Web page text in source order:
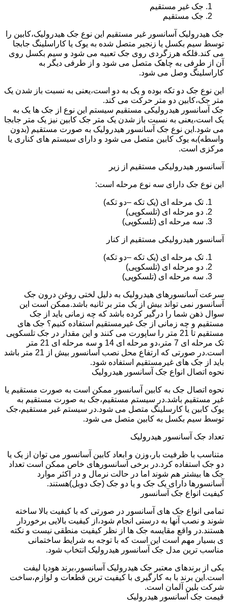
جک غیر مستقیم
جک مستقیم
جک هیدرولیک آسانسور غیر مستقیم این نوع جک هیدرولیک،کابین را
توسط سیم بکسل یا زنجیر متصل شده به یوک یا کاراسلینگ جابجا
می کند.فلکه هرزگردی روی جک تعبیه می شود و سیم بکسل روی
آن از طرفی به چاهک متصل می شود و از طرفی دیگر به
کاراسلینگ وصل می شود.
این نوع جک دو تکه بوده و یک به دو است،یعنی به نسبت باز شدن یک
متر جک،کابین دو متر حرکت می کند.
جک آسانسور هیدرولیکی مستقیم سیستم این نوع از جک ها یک به
یک است،یعنی به نسبت باز شدن یک متر جک کابین نیز یک متر جابجا
می شود.این نوع جک آسانسور هیدرولیک به صورت مستقیم (بدون
واسطه)به یوک کابین متصل می شود و دارای سیستم های کناری یا
مرکزی است.
آسانسور هیدرولیکی مستقیم از زیر
این نوع جک دارای سه نوع مرحله است:
تک مرحله ای (یک تکه –دو تکه)
دو مرحله ای (تلسکوپی)
سه مرحله ای (تلسکوپی)
آسانسور هیدرولیکی مستقیم از کنار
تک مرحله ای (یک تکه –دو تکه)
دو مرحله ای (تلسکوپی)
سه مرحله ای (تلسکوپی)
سرعت آسانسورهای هیدرولیک به دلیل لختی روغن درون جک
آسانسور نمی تواند بیش از یک متر بر ثانیه باشد.ممکن است این
سوال ذهن شما را درگیر کرده باشد که چه زمانی باید از جک
مستقیم و چه زمانی از جک غیرمستقیم استفاده کنیم؟ جک های
مستقیم تا 21 متر را ساپورت می کنند و این مقدار در جک تلسکوپی
تک مرحله ای 7 متر،دو مرحله ای 14 و سه مرحله ای 21 متر
است.در صورتی که ارتفاع محل نصب آسانسور بیش از 21 متر باشد
باید از جک های غیرمستقیم استفاده شود.
نحوه اتصال انواع جک آسانسور هیدرولیک
نحوه اتصال جک به کابین آسانسور ممکن است به صورت مستقیم یا
غیر مستقیم باشد.در سیستم مستقیم،جک به صورت مستقیم به
یوک کابین یا کارسلینگ متصل می شود.در سیستم غیر مستقیم،جک
توسط سیم بکسل به کابین متصل می شود.
تعداد جک آسانسور هیدرولیک
متناسب با ظرفیت بار،وزن و ابعاد کابین آسانسور می توان از یک یا
دو جک استفاده کرد.در برخی آسانسورهای خاص ممکن است تعداد
جک ها بیشتر هم شوند اما در حالت نرمال و در اکثر موارد
آسانسورها دارای یک جک و یا دو جک (جک دوبل)هستند.
کیفیت انواع جک آسانسور
تمامی انواع جک های آسانسور در صورتی که با کیفیت بالا ساخته
شوند و نصب آنها به درستی انجام شود،از کیفیت بالایی برخوردار
هستند.در واقع مقایسه جک ها از نظر کیفیت منطقی نیست و نکته
ی بسیار مهم است این است که با توجه به شرایط ساختمانی
مناسب ترین مدل جک آسانسور هیدرولیک انتخاب شود.
یکی از برندهای معتبر جک هیدرولیک آسانسور،برند هودپا لیفت
است.این برند با به کارگیری با کیفیت ترین قطعات و لوازم،ساخت
شرکت بلین آلمان است.
قیمت جک آسانسور هیدرولیک